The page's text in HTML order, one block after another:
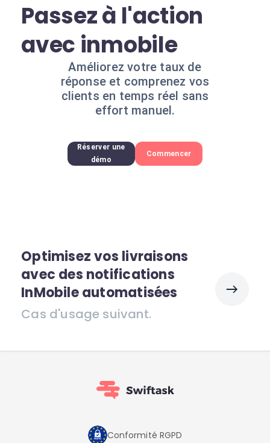
Passez à l'action
avec inmobile
Améliorez votre taux de
réponse et comprenez vos
clients en temps réel sans
effort manuel.
Réserver une
démo
Commencer
Optimisez vos livraisons
avec des notifications
InMobile automatisées
Cas d'usage suivant.
Conformité RGPD